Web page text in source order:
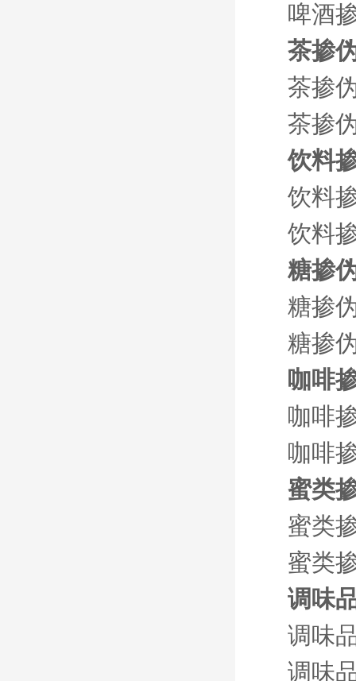
啤酒
茶掺
茶掺
茶掺
饮料
饮料
饮料
糖掺
糖掺
糖掺
咖啡
咖啡
咖啡
蜜类
蜜类
蜜类
调味
调味
调味